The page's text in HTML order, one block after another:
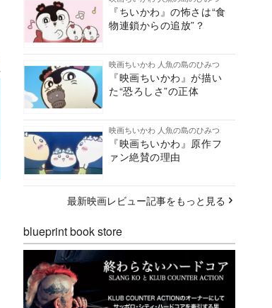
『ちいかわ』の怖さは“食
物連鎖からの追放”？
映画ちいかわ 人魚の島のひみつ
『映画ちいかわ』が描い
た“恐ろしさ”の正体
映画ちいかわ 人魚の島のひみつ
『映画ちいかわ』原作フ
ァン絶賛の理由
最新映画レビュー記事をもっと見る
blueprint book store